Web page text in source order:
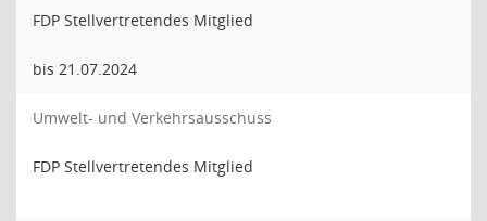
FDP Stellvertretendes Mitglied
bis 21.07.2024
Umwelt- und Verkehrsausschuss
FDP Stellvertretendes Mitglied